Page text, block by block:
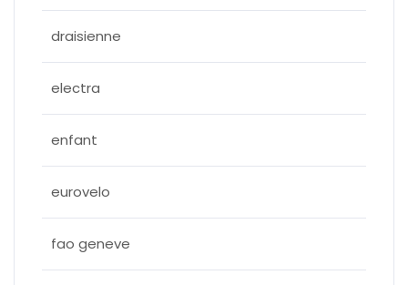
draisienne
electra
enfant
eurovelo
fao geneve